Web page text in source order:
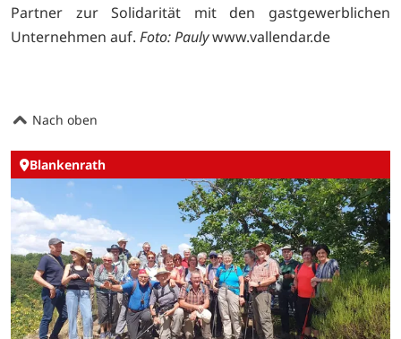
Partner zur Solidarität mit den gastgewerblichen
Unternehmen auf. Foto: Paulywww.vallendar.de
Nach oben
Blankenrath